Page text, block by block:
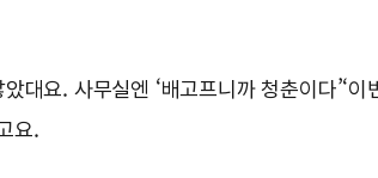
요. 사무실엔 ‘배고프니까 청춘이다’‘이
요.